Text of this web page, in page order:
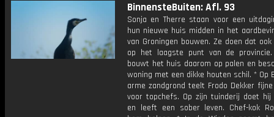
BinnensteBuiten: Afl. 93
Sonja en Therre staan voor een
hun nieuwe huis midden in het
van Groningen bouwen. Ze doen dat
op het laagste punt van de
bouwt het huis daarom op palen en
woning met een dikke houten schil. * Op
arme zandgrond teelt Frodo Dekker
voor topchefs. Op zijn tuinderij doet
en leeft een sober leven. Chef-kok